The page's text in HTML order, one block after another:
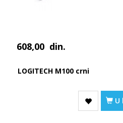
608,00 din.
LOGITECH M100 crni
U